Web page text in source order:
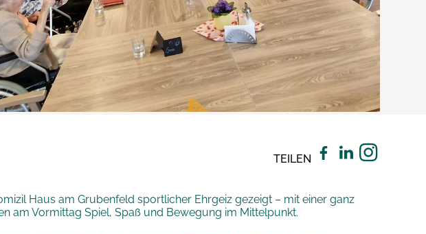
TEILEN
Haus am Grubenfeld sportlicher Ehrgeiz gezeigt – mit einer ganz
am Vormittag Spiel, Spaß und Bewegung im Mittelpunkt.